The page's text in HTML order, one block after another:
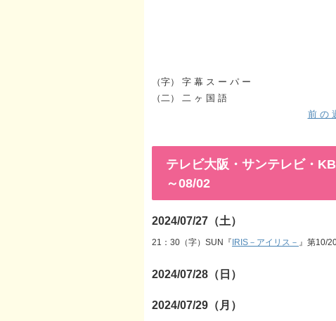
（字） 字 幕 ス ー パ ー
（二） 二 ヶ 国 語
前 の
テレビ大阪・サンテレビ・
～08/02
2024/07/27（土）
21：30（字）SUN『 IRIS－アイリス－ 』第10/
2024/07/28（日）
2024/07/29（月）